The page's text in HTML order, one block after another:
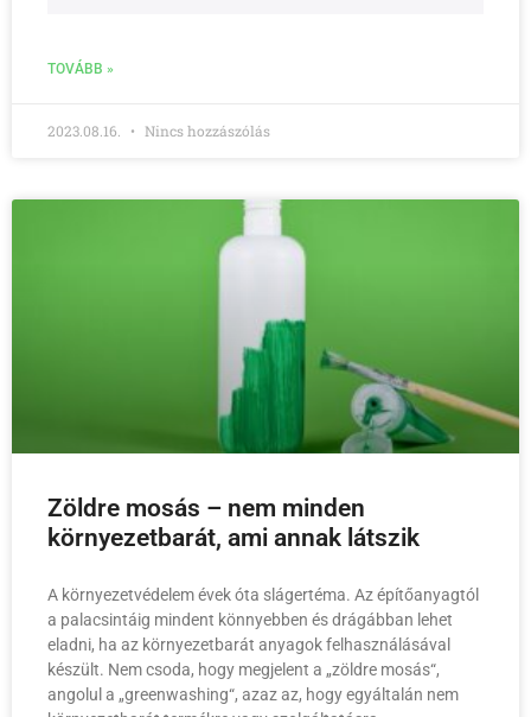
TOVÁBB »
2023.08.16. Nincs hozzászólás
Zöldre mosás – nem minden
környezetbarát, ami annak látszik
A környezetvédelem évek óta slágertéma. Az építőanyagtól
a palacsintáig mindent könnyebben és drágábban lehet
eladni, ha az környezetbarát anyagok felhasználásával
készült. Nem csoda, hogy megjelent a „zöldre mosás“,
angolul a „greenwashing“, azaz az, hogy egyáltalán nem